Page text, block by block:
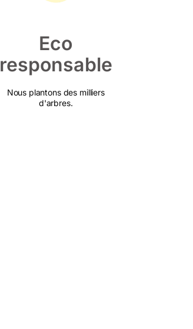
Eco
responsable
Nous plantons des milliers
d'arbres.